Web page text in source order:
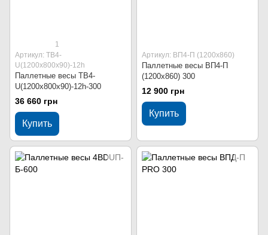
1
Артикул: ТВ4-
U(1200х800х90)-12h
Паллетные весы ТВ4-
U(1200х800х90)-12h-300
36 660 грн
Купить
Артикул: ВП4-П (1200х860)
Паллетные весы ВП4-П
(1200х860) 300
12 900 грн
Купить